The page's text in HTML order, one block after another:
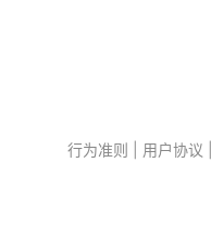
行为准则 用户协议